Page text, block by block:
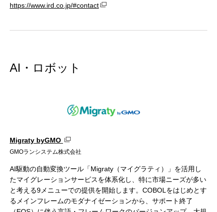
https://www.ird.co.jp/#contact
AI・ロボット
Migraty byGMO
GMOランシステム株式会社
AI駆動の自動変換ツール「Migraty（マイグラティ）」を活用し
たマイグレーションサービスを体系化し、特に市場ニーズが多い
と考える9メニューでの提供を開始します。COBOLをはじめとす
るメインフレームのモダナイゼーションから、サポート終了